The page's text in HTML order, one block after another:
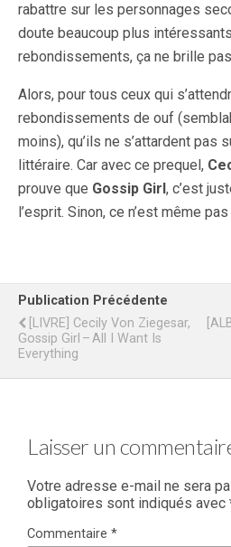
rabattre sur les personnages
doute beaucoup plus
rebondissements, ça ne brille
Alors, pour tous ceux qui
rebondissements de ouf
moins), qu’ils ne s’attardent pas
littéraire. Car avec ce prequel,
prouve que Gossip Girl , c’est
l’esprit. Sinon, ce n’est même
Publication Précédente
[LIVRE] Cecily Von Ziegesar,
Gossip Girl – All I Want Is
Everything
Laisser un
Votre adresse e-mail ne sera
obligatoires sont indiqués avec
Commentaire *